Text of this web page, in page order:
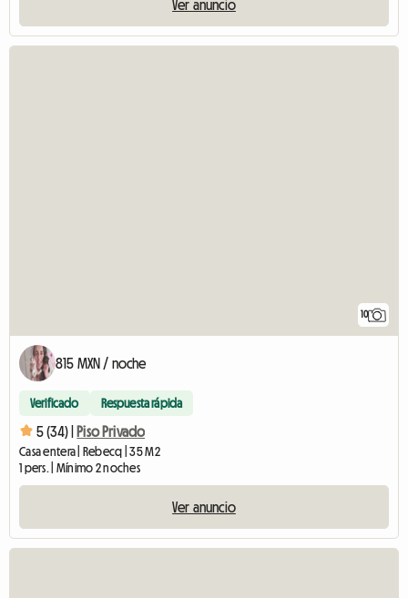
Ver anuncio
10
815 MXN / noche
Verificado Respuesta rápida
5 (34) | Piso Privado
Casa entera | Rebecq | 35 M2
1 pers. | Mínimo 2 noches
Ver anuncio